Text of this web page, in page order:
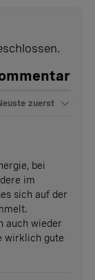
zuerst
bei
im
sich auf der
auch wieder
wirklich gute